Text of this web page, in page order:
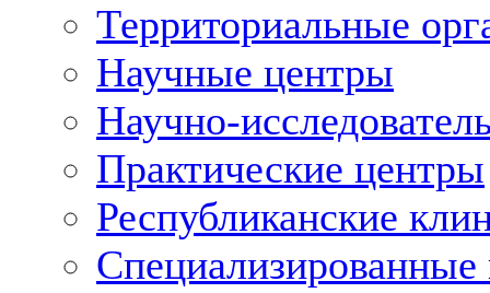
Территориальные
Научные центры
Научно-
Практические центры
Республиканские